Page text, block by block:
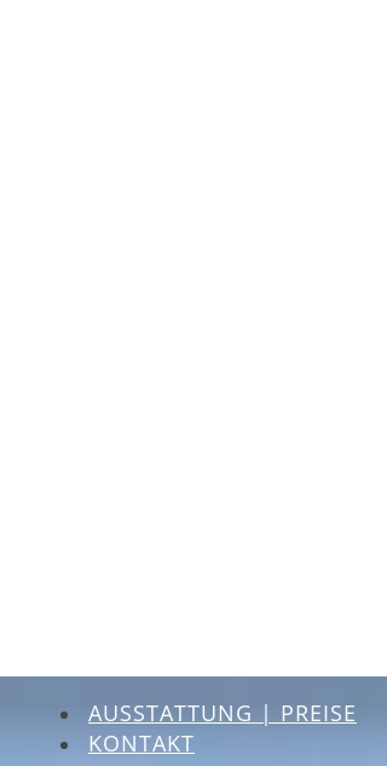
AUSSTATTUNG | PREISE
KONTAKT